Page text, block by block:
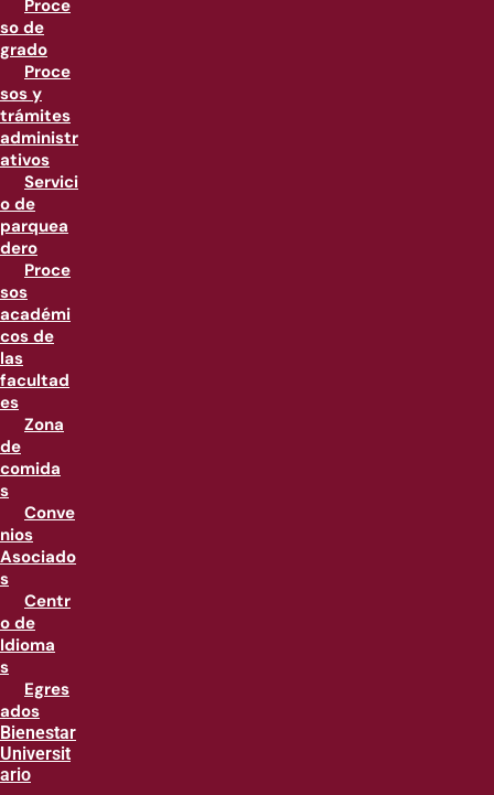
Proce
so de
grado
Proce
sos y
trámites
administr
ativos
Servici
o de
parquea
dero
Proce
sos
académi
cos de
las
facultad
es
Zona
de
comida
s
Conve
nios
Asociado
s
Centr
o de
Idioma
s
Egres
ados
Bienestar
Universit
ario